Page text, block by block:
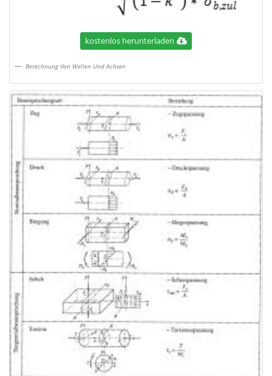
kostenlos herunterladen
Berechnung Von Wellen Und Achsen